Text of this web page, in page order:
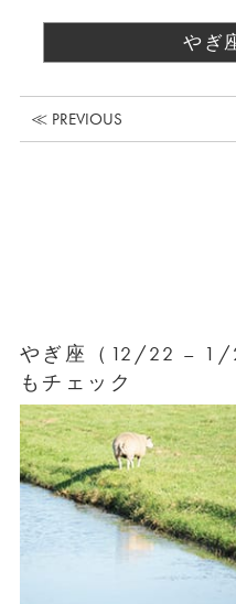
やぎ
≪ PREVIOUS
やぎ座（12/22 – 1/
もチェック